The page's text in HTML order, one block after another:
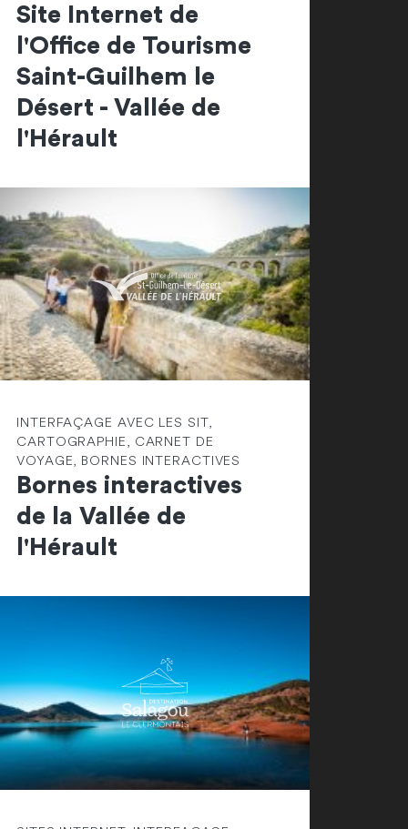
Site Internet de
l'Office de Tourisme
Saint-Guilhem le
Désert - Vallée de
l'Hérault
INTERFAÇAGE AVEC LES SIT,
CARTOGRAPHIE, CARNET DE
VOYAGE, BORNES INTERACTIVES
Bornes interactives
de la Vallée de
l'Hérault